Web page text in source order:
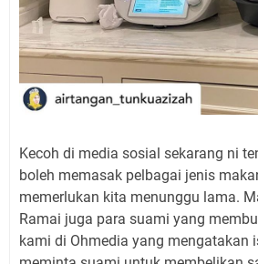
Kecoh di media sosial sekarang ni
boleh memasak pelbagai jenis
memerlukan kita menunggu lama.
Ramai juga para suami yang
kami di Ohmedia yang mengatakan